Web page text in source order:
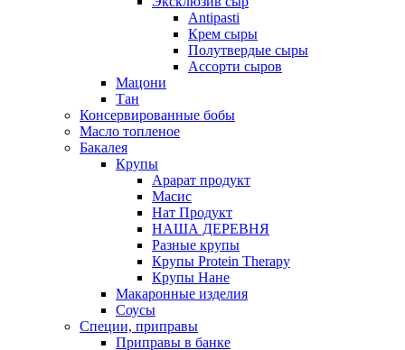
Antipasti
Крем сыры
Полутвердые сыры
Ассорти сыров
Мацони
Тан
Консервированные бобы
Масло топленое
Бакалея
Крупы
Арарат продукт
Масис
Нат Продукт
НАША ДЕРЕВНЯ
Разные крупы
Крупы Protein Therapy
Крупы Нане
Макаронные изделия
Соусы
Специи, приправы
Приправы в банке